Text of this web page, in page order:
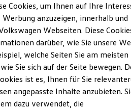
der ID. Modelle
im Winter
)
Cookies, um Ihnen auf Ihre
anzuzeigen, innerhalb und
Webseiten. Diese
darüber, wie Sie unsere
welche Seiten Sie am meisten
Sie sich auf der Seite bewegen.
ist es, Ihnen für Sie
angepasste Inhalte anzubieten.
dazu verwendet, die